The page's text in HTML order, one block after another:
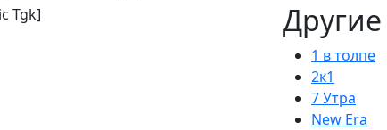
Tgk]
1 в толпе
2к1
7 Утра
New Era